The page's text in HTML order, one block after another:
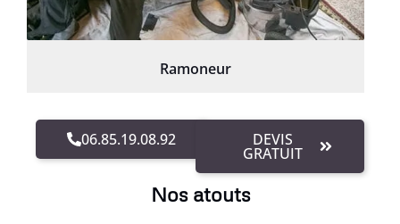
Ramoneur
06.85.19.08.92 DEVIS
GRATUIT
Nos atouts